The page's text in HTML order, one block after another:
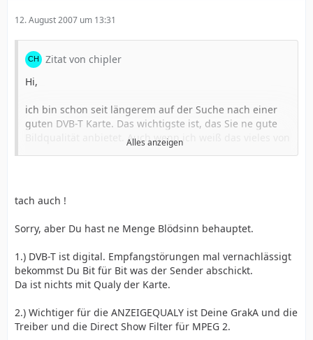
12. August 2007 um 13:31
Zitat von chipler
Hi,
ich bin schon seit längerem auf der Suche nach einer
guten DVB-T Karte. Das wichtigste ist, das Sie ne gute
Bildqualität anbietet. Auch wenn ich weiß das vieles von
der Empfangsquali abhängt, glaube ich das ne gute
Aufnahmen "stabiler" sein sollen als ihre USB
Konkurrenten. Ein integrierter Hardware-Decoder ist
denke ich nicht schlecht, aber es ist eben die Frage ob
man das bei den heutigen CPUs noch braucht. (ich habe
nen 2.5 Ghz). Eine gute Software wäre schon nicht
schlecht, aber ich habe gehört DVBViewer soll auch
nicht schlecht sein, insofern wäre ne Kompatibilität zu
dem Prog schon ne super Sache.
Ins Auge gefallen sind mir hauptsächlich folgende DVB-
T Karten:
Alles anzeigen
tach auch !
Sorry, aber Du hast ne Menge Blödsinn behauptet.
1.) DVB-T ist digital. Empfangstörungen mal vernachlässigt
bekommst Du Bit für Bit was der Sender abschickt.
Da ist nichts mit Qualy der Karte.
2.) Wichtiger für die ANZEIGEQUALY ist Deine GrakA und die
Treiber und die Direct Show Filter für MPEG 2.